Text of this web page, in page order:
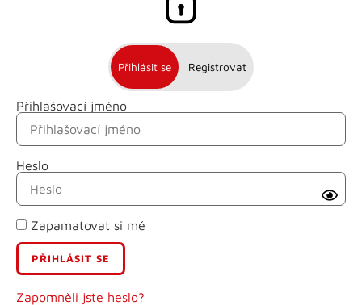
Přihlásit se Registrovat
Přihlašovací jméno
Heslo
Zapamatovat si mě
Zapomněli jste heslo?
Jméno
Příjmení
E-mail
Uživatelské jméno